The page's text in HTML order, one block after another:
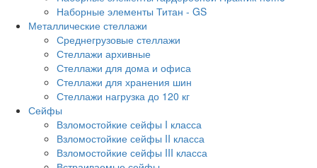
Наборные элементы Титан - GS
Металлические стеллажи
Среднегрузовые стеллажи
Стеллажи архивные
Стеллажи для дома и офиса
Стеллажи для хранения шин
Стеллажи нагрузка до 120 кг
Сейфы
Взломостойкие сейфы I класса
Взломостойкие сейфы II класса
Взломостойкие сейфы III класса